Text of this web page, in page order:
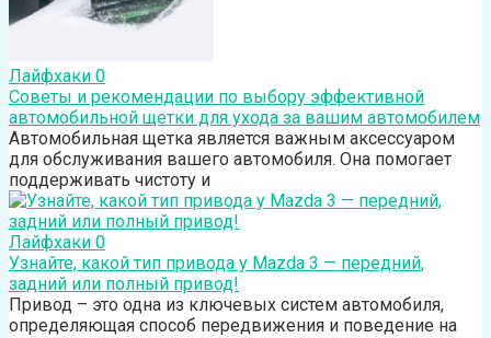
Лайфхаки 0
Советы и рекомендации по выбору эффективной
автомобильной щетки для ухода за вашим автомобилем
Автомобильная щетка является важным аксессуаром
для обслуживания вашего автомобиля. Она помогает
поддерживать чистоту и
Лайфхаки 0
Узнайте, какой тип привода у Mazda 3 — передний,
задний или полный привод!
Привод – это одна из ключевых систем автомобиля,
определяющая способ передвижения и поведение на